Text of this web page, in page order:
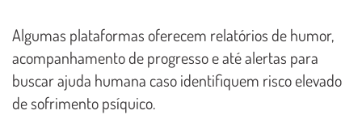
Algumas plataformas oferecem relatórios de humor,
acompanhamento de progresso e até alertas para
buscar ajuda humana caso identifiquem risco elevado
de sofrimento psíquico.